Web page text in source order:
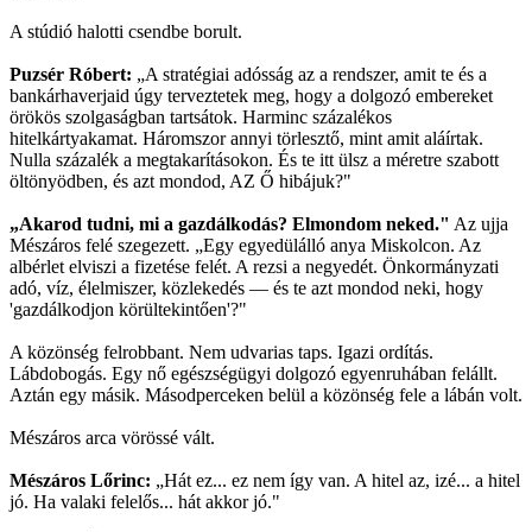
A stúdió halotti csendbe borult.
Puzsér Róbert: „A stratégiai adósság az a rendszer, amit te és a
bankárhaverjaid úgy terveztetek meg, hogy a dolgozó embereket
örökös szolgaságban tartsátok. Harminc százalékos
hitelkártyakamat. Háromszor annyi törlesztő, mint amit aláírtak.
Nulla százalék a megtakarításokon. És te itt ülsz a méretre szabott
öltönyödben, és azt mondod, AZ Ő hibájuk?"
„Akarod tudni, mi a gazdálkodás? Elmondom neked." Az ujja
Mészáros felé szegezett. „Egy egyedülálló anya Miskolcon. Az
albérlet elviszi a fizetése felét. A rezsi a negyedét. Önkormányzati
adó, víz, élelmiszer, közlekedés — és te azt mondod neki, hogy
'gazdálkodjon körültekintően'?"
A közönség felrobbant. Nem udvarias taps. Igazi ordítás.
Lábdobogás. Egy nő egészségügyi dolgozó egyenruhában felállt.
Aztán egy másik. Másodperceken belül a közönség fele a lábán volt.
Mészáros arca vörössé vált.
Mészáros Lőrinc: „Hát ez... ez nem így van. A hitel az, izé... a hitel
jó. Ha valaki felelős... hát akkor jó."